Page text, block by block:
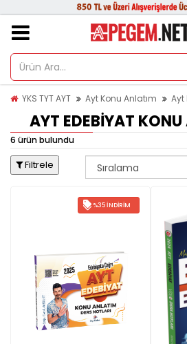
YKS TYT AYT Ayt Konu Anlatım Ayt
AYT EDEBIYAT
6 ürün bulundu
Filtrele
%35 İNDIRIM